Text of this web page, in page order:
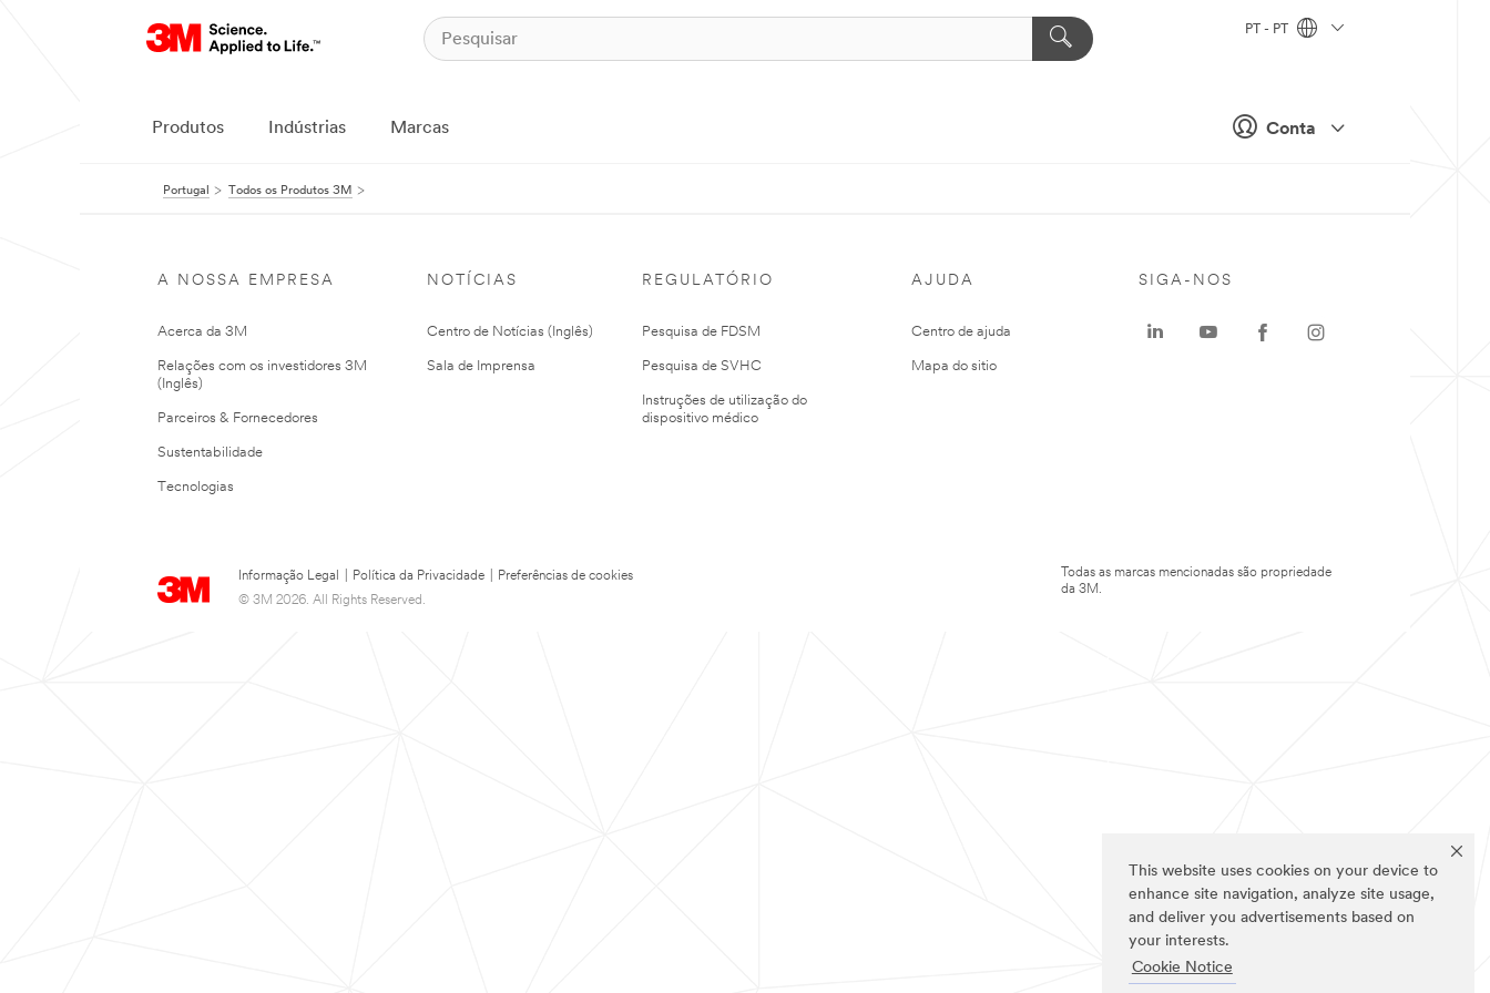
This website uses cookies on your device to
enhance site navigation, analyze site usage,
and deliver you advertisements based on
your interests.
Cookie Notice
Conta
PT - PT
Produtos Indústrias Marcas
Portugal Todos os Produtos 3M
A NOSSA EMPRESA
Acerca da 3M
Relações com os investidores 3M
(Inglês)
Parceiros & Fornecedores
Sustentabilidade
Tecnologias
NOTÍCIAS
Centro de Notícias (Inglês)
Sala de Imprensa
REGULATÓRIO
Pesquisa de FDSM
Pesquisa de SVHC
Instruções de utilização do
dispositivo médico
AJUDA
Centro de ajuda
Mapa do sitio
Informação Legal Política da Privacidade
Preferências de cookies
© 3M 2026. All Rights Reserved.
SIGA-NOS
Todas as marcas mencionadas são propriedade
da 3M.